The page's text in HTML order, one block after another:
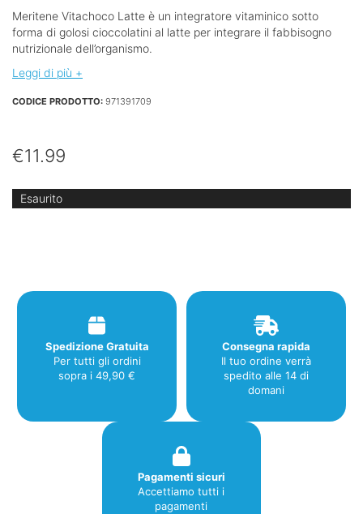
Meritene Vitachoco Latte è un integratore vitaminico sotto
forma di golosi cioccolatini al latte per integrare il fabbisogno
nutrizionale dell’organismo.
Leggi di più +
CODICE PRODOTTO: 971391709
€11.99
Esaurito
Spedizione Gratuita
Per tutti gli ordini
sopra i 49,90 €
Consegna rapida
Il tuo ordine verrà
spedito alle 14 di
domani
Pagamenti sicuri
Accettiamo tutti i
pagamenti